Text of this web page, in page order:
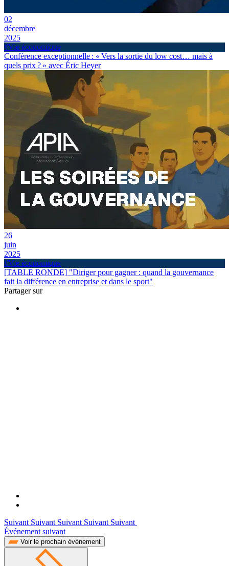
02
décembre
2025
#Vie économique
Conférence exceptionnelle : « Vers la sortie du low cost… mais à
quels prix ? » avec Éric Heyer
26
juin
2025
#Vie économique
[TABLE RONDE] "Diriger pour gagner : quand la gouvernance
fait la différence en entreprise et dans le sport"
Partager sur
Suivant Suivant Suivant Suivant Suivant
Événement suivant
Voir le prochain événement